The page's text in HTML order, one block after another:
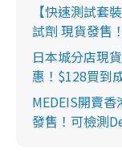
【快速測試套
試劑 現貨發售
日本城分店現
惠！$128買到
MEDEIS開賣
發售！可檢測